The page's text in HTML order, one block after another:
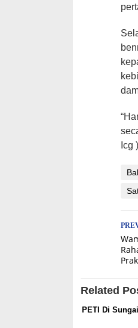
Icg )
Related
PETI Di